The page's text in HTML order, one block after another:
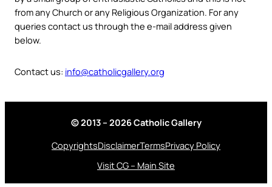
from any Church or any Religious Organization. For any
queries contact us through the e-mail address given
below.
Contact us: info@catholicgallery.org
© 2013 – 2026 Catholic Gallery
CopyrightsDisclaimerTermsPrivacy Policy
Visit CG – Main Site